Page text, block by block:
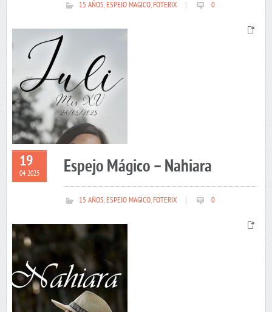
15 AÑOS,ESPEJO MAGICO,FOTERIX 0
19
04 2025 Espejo Mágico – Nahiara
15 AÑOS,ESPEJO MAGICO,FOTERIX 0